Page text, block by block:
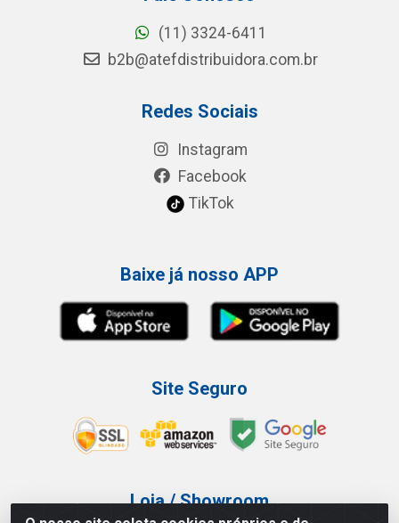
(11) 3324-6411
b2b@atefdistribuidora.com.br
Redes Sociais
Instagram
Facebook
TikTok
Baixe já nosso APP
Site Seguro
Loja / Showroom